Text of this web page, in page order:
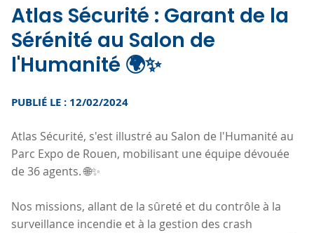
Atlas Sécurité : Garant de la
Sérénité au Salon de
l'Humanité 🌍✨
PUBLIÉ LE : 12/02/2024
Atlas Sécurité, s'est illustré au Salon de l'Humanité au
Parc Expo de Rouen, mobilisant une équipe dévouée
de 36 agents. 🌐✨
Nos missions, allant de la sûreté et du contrôle à la
surveillance incendie et à la gestion des crash